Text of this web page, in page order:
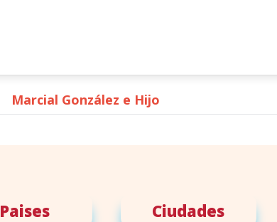
Marcial González e Hijo
Paises Ciudades